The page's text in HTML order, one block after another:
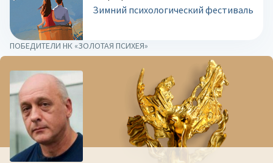
Зимний психологический фестиваль
ПОБЕДИТЕЛИ НК «ЗОЛОТАЯ ПСИХЕЯ»